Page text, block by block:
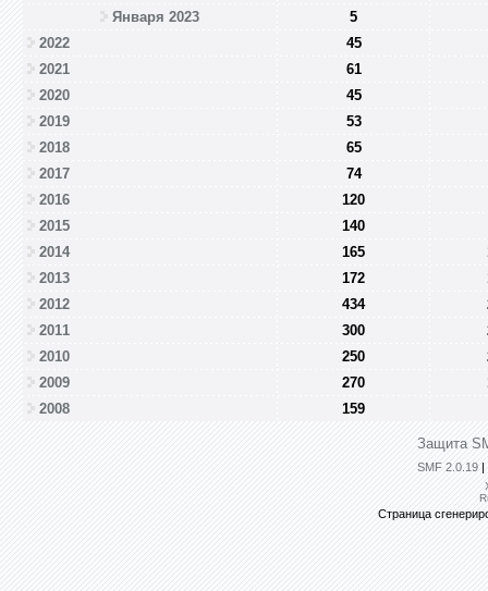
Января 2023
5
2022
45
2021
61
2020
45
2019
53
2018
65
2017
74
2016
120
2015
140
2014
165
2013
172
2012
434
2011
300
2010
250
2009
270
2008
159
Защита
SMF 2.0.19 |
Страница